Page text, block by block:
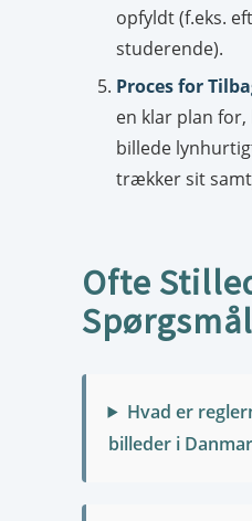
opfyldt (f.eks.
studerende).
Proces for
en klar plan
billede
trækker sit
Ofte
Hvad er
billeder i